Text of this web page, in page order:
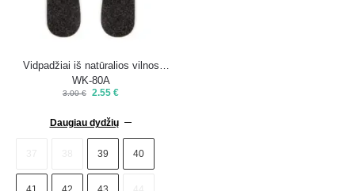
Vidpadžiai iš natūralios vilnos
WK-80A
3.00€ 2.55 €
Daugiau dydžių
39 40